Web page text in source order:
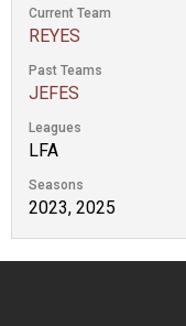
Current Team
REYES
Past Teams
JEFES
Leagues
LFA
Seasons
2023, 2025